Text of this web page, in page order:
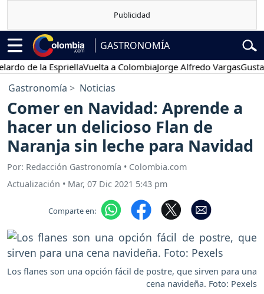
GASTRONOMÍA
de la EspriellaVuelta a ColombiaJorge Alfredo VargasGustavo
Gastronomía Noticias
Comer en Navidad: Aprende a
hacer un delicioso Flan de
Naranja sin leche para Navidad
Por: Redacción Gastronomía • Colombia.com
Actualización • Mar, 07 Dic 2021 5:43 pm
Comparte en:
Los flanes son una opción fácil de postre, que sirven para una
cena navideña. Foto: Pexels